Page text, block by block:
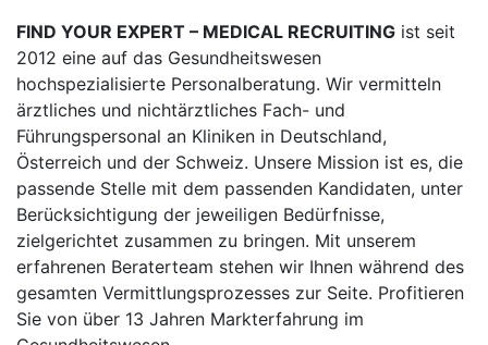
FIND YOUR EXPERT – MEDICAL RECRUITING ist seit
2012 eine auf das Gesundheitswesen
hochspezialisierte Personalberatung. Wir vermitteln
ärztliches und nichtärztliches Fach- und
Führungspersonal an Kliniken in Deutschland,
Österreich und der Schweiz. Unsere Mission ist es, die
passende Stelle mit dem passenden Kandidaten, unter
Berücksichtigung der jeweiligen Bedürfnisse,
zielgerichtet zusammen zu bringen. Mit unserem
erfahrenen Beraterteam stehen wir Ihnen während des
gesamten Vermittlungsprozesses zur Seite. Profitieren
Sie von über 13 Jahren Markterfahrung im